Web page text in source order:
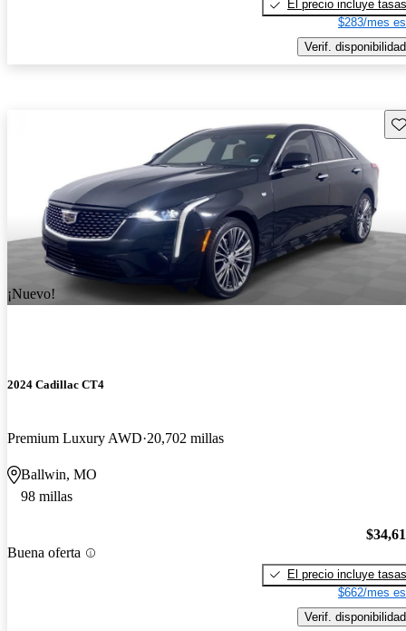
El precio incluye tasas
$283/mes
Verif. disponibilidad
¡Nuevo!
2024 Cadillac CT4
Premium Luxury AWD 20,702 millas
Ballwin, MO
98 millas
Buena oferta
El precio incluye tasas
$662/mes
Verif. disponibilidad